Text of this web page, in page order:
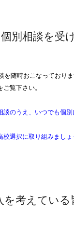
別相談を受
を随時おこなっており
覧下さい。
のうえ、いつでも個別
選択に取り組みましょ
を考えている